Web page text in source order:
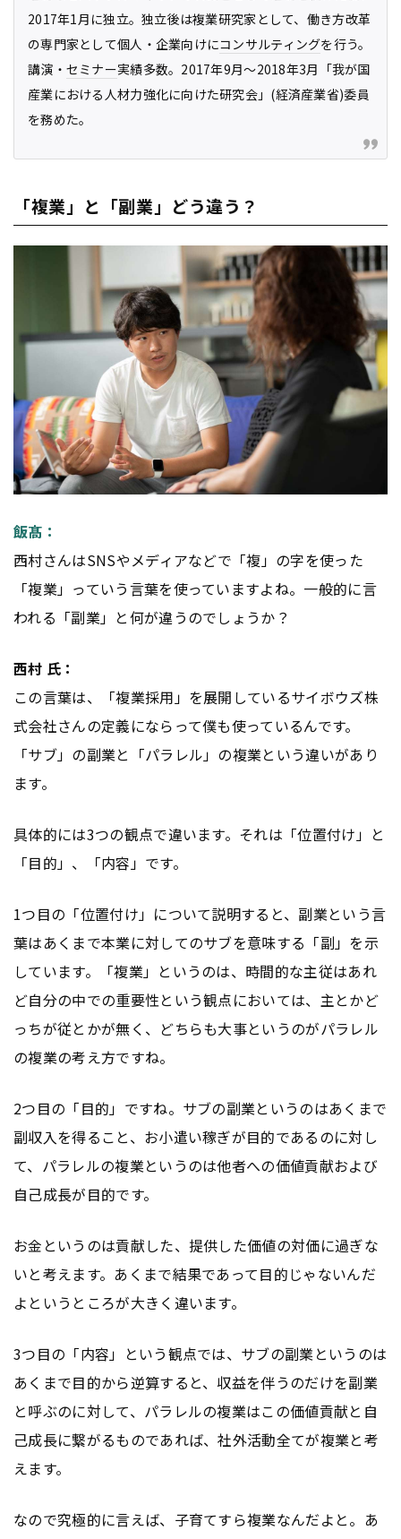
2017年1月に独立。独立後は複業研究家として、働き方改革
の専門家として個人・企業向けにコンサルティングを行う。
講演・ セミナー実績多数。2017年9月〜2018年3月「我が国
産業における人材力強化に向けた研究会」(経済産業省)委員
を務めた。
「複業」と「副業」どう違う？
飯髙：
西村さんはSNSやメディアなどで「複」の字を使った
「複業」っていう言葉を使っていますよね。一般的に言
われる「副業」と何が違うのでしょうか？
西村 氏：
この言葉は、「複業採用」を展開しているサイボウズ株
式会社さんの定義にならって僕も使っているんです。
「サブ」の副業と「パラレル」の複業という違いがあり
ます。
具体的には3つの観点で違います。それは「位置付け」と
「目的」、「内容」です。
1つ目の「位置付け」について説明すると、副業という言
葉はあくまで本業に対してのサブを意味する「副」を示
しています。「複業」というのは、時間的な主従はあれ
ど自分の中での重要性という観点においては、主とかど
っちが従とかが無く、どちらも大事というのがパラレル
の複業の考え方ですね。
2つ目の「目的」ですね。サブの副業というのはあくまで
副収入を得ること、お小遣い稼ぎが目的であるのに対し
て、パラレルの複業というのは他者への価値貢献および
自己成長が目的です。
お金というのは貢献した、提供した価値の対価に過ぎな
いと考えます。あくまで結果であって目的じゃないんだ
よというところが大きく違います。
3つ目の「内容」という観点では、サブの副業というのは
あくまで目的から逆算すると、収益を伴うのだけを副業
と呼ぶのに対して、パラレルの複業はこの価値貢献と自
己成長に繋がるものであれば、社外活動全てが複業と考
えます。
なので究極的に言えば、子育てすら複業なんだよと。あ